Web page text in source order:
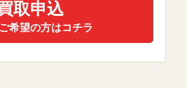
取申込
希望の方はコチラ